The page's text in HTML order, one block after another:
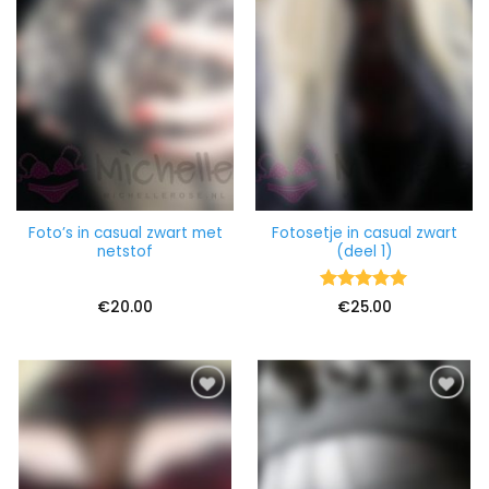
Foto’s in casual zwart met
netstof
€20.00
Fotosetje in casual zwart
(deel 1)
Waardering
€25.00